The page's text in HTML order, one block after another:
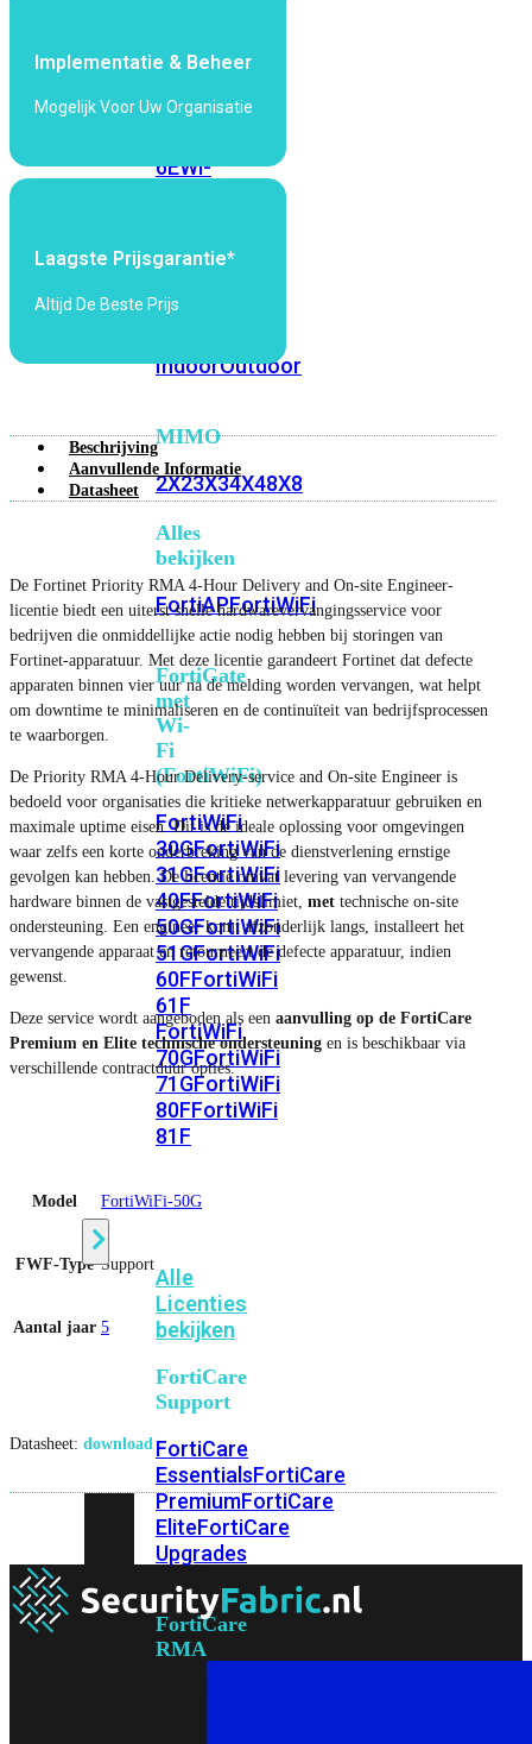
5 Wi-
6Wi-
6EWi-
Wi-
Fi
Omgeving
IndoorOutdoor
MIMO
2X23X34X48X8
Alles
bekijken
FortiAPFortiWiFi
FortiGate
met
Wi-
Fi
(FortiWiFi)
FortiWiFi
30GFortiWiFi
31GFortiWiFi
40FFortiWiFi
50GFortiWiFi
51GFortiWiFi
60FFortiWiFi
61F
FortiWiFi
70GFortiWiFi
71GFortiWiFi
80FFortiWiFi
81F
Licentie
Alle
Licenties
bekijken
FortiCare
Support
FortiCare
EssentialsFortiCare
PremiumFortiCare
EliteFortiCare
Upgrades
FortiCare
RMA
Implementatie & Beheer
Mogelijk Voor Uw Organisatie
Laagste Prijsgarantie*
Altijd De Beste Prijs
Beschrijving
Aanvullende Informatie
Datasheet
De Fortinet Priority RMA 4-Hour Delivery and On-site Engineer-
licentie biedt een uiterst snelle hardwarevervangingsservice voor
bedrijven die onmiddellijke actie nodig hebben bij storingen van
Fortinet-apparatuur. Met deze licentie garandeert Fortinet dat defecte
apparaten binnen vier uur na de melding worden vervangen, wat helpt
om downtime te minimaliseren en de continuïteit van bedrijfsprocessen
te waarborgen.
De Priority RMA 4-Hour Delivery-service and On-site Engineer is
bedoeld voor organisaties die kritieke netwerkapparatuur gebruiken en
maximale uptime eisen. Dit is de ideale oplossing voor omgevingen
waar zelfs een korte onderbreking van de dienstverlening ernstige
gevolgen kan hebben. De licentie omvat levering van vervangende
hardware binnen de vastgestelde tijdslimiet, met technische on-site
ondersteuning. Een engineer komt afzonderlijk langs, installeert het
vervangende apparaat en retourneert de defecte apparatuur, indien
gewenst.
Deze service wordt aangeboden als een aanvulling op de FortiCare
Premium en Elite technische ondersteuning en is beschikbaar via
verschillende contractduur opties.
Model FortiWiFi-50G
FWF-Type Support
Aantal jaar 5
Datasheet: download